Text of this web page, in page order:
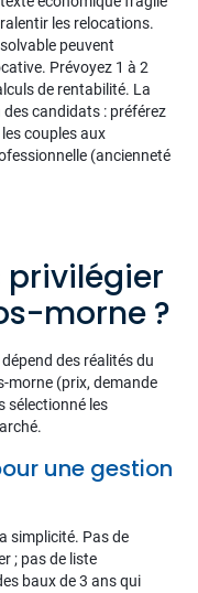
les relocations.
peuvent
Prévoyez 1 à 2
de rentabilité. La
candidats : préférez
couples aux
(ancienneté
privilégier
morne ?
des réalités du
morne (prix, demande
sélectionné les
une gestion
simplicité. Pas de
; pas de liste
baux de 3 ans qui